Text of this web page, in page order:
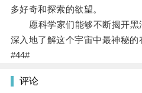
多好奇和探索的欲望。
愿科学家们能够不断揭开黑
深入地了解这个宇宙中最神秘的
#44#
评论